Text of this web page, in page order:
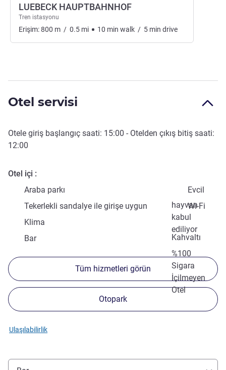
LUEBECK HAUPTBAHNHOF
Tren istasyonu
Erişim:800 m / 0.5 mi 10 min walk / 5 min drive
Otel servisi
Otele giriş başlangıç saati: 15:00 - Otelden çıkış bitiş saati:
12:00
Otel içi
Araba parkı
Evcil
hayvan
kabul
ediliyor
Tekerlekli sandalye ile girişe uygun
Wi-Fi
Klima
Kahvaltı
Bar
%100
Sigara
İçilmeyen
Otel
Tüm hizmetleri görün
Otopark
Ulaşılabilirlik